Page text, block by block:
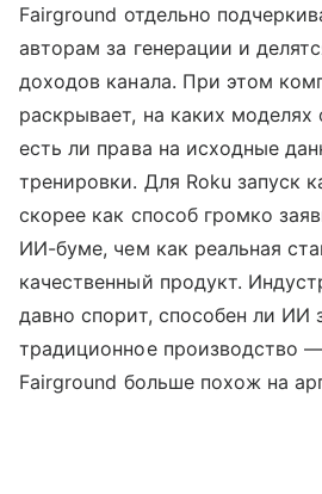
Fairground отдельно
авторам за генерации и
доходов канала. При этом
раскрывает, на каких моделях
есть ли права на исходные
тренировки. Для Roku запуск
скорее как способ громко
ИИ-буме, чем как реальная
качественный продукт.
давно спорит, способен ли ИИ
традиционное производство
Fairground больше похож на